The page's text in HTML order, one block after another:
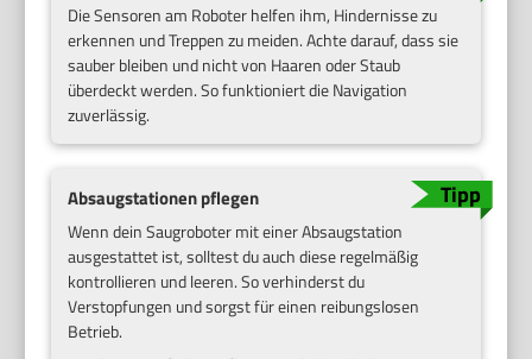
Die Sensoren am Roboter helfen ihm, Hindernisse zu
erkennen und Treppen zu meiden. Achte darauf, dass sie
sauber bleiben und nicht von Haaren oder Staub
überdeckt werden. So funktioniert die Navigation
zuverlässig.
Absaugstationen pflegen
Wenn dein Saugroboter mit einer Absaugstation
ausgestattet ist, solltest du auch diese regelmäßig
kontrollieren und leeren. So verhinderst du
Verstopfungen und sorgst für einen reibungslosen
Betrieb.